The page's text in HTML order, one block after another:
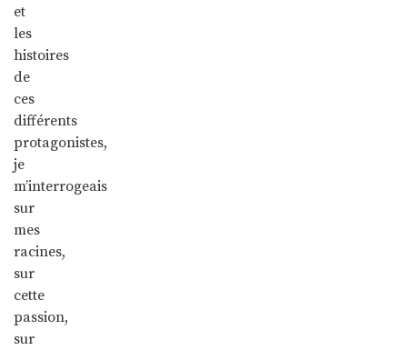
et
les
histoires
de
ces
différents
protagonistes,
je
m’interrogeais
sur
mes
racines,
sur
cette
passion,
sur